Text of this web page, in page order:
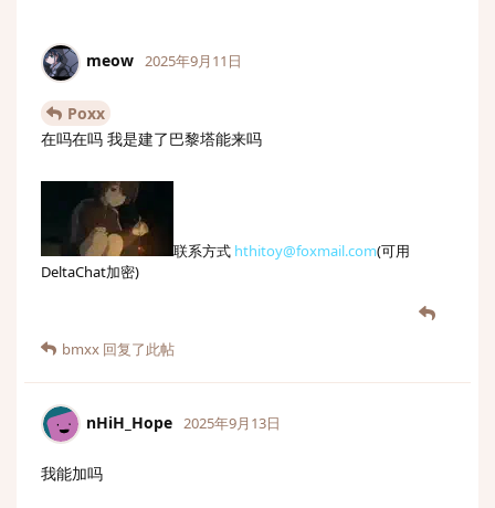
meow 2025年9月11日
Poxx
在吗在吗 我是建了巴黎塔能来吗
联系方式 hthitoy@foxmail.com(可用
DeltaChat加密)
bmxx 回复了此帖
nHiH_Hope 2025年9月13日
我能加吗